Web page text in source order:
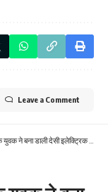
Leave a Comment
इलेक्ट्रिक साइकिल, अधिकारी भी रह गए हैरान